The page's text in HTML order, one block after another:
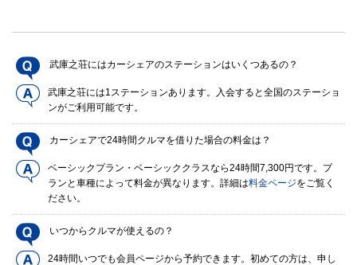
武庫之荘にはカーシェアのステーションはいくつあるの？
武庫之荘には1ステーションあります。入会すると全国のステーショ
ンがご利用可能です。
カーシェアで24時間クルマを借りた場合の料金は？
ベーシックプラン・ベーシッククラスなら24時間7,300円です。プ
ランと車種によって料金が異なります。詳細は料金ページをご覧く
ださい。
いつからクルマが使えるの？
24時間いつでも会員ページから予約できます。初めての方は、申し